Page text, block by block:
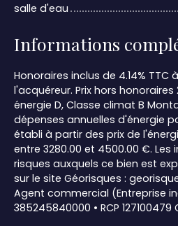
salle d'eau
Informations
Honoraires inclus de 4.14% TTC
l'acquéreur. Prix hors
énergie D, Classe climat B
dépenses annuelles d'énergie
établi à partir des prix de
entre 3280.00 et 4500.00 €. Les
risques auxquels ce bien est
sur le site Géorisques :
Agent commercial (Entreprise
385245840000 • RCP 127100479